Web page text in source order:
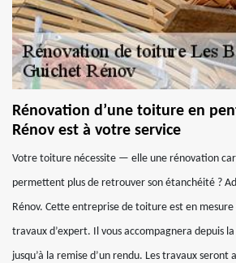
Rénovation d’une toiture en
Rénov est à votre service
Votre toiture nécessite — elle une rénovation
permettent plus de retrouver son étanchéité ?
Rénov. Cette entreprise de toiture est en mesure
travaux d’expert. Il vous accompagnera depuis
jusqu’à la remise d’un rendu. Les travaux seront